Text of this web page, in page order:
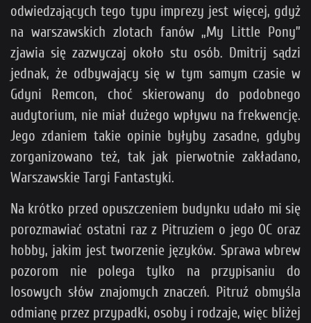
odwiedzających tego typu imprezy jest więcej, gdyż
na warszawskich zlotach fanów „My Little Pony”
zjawia się zazwyczaj około stu osób. Dmitrij sądzi
jednak, że odbywający się w tym samym czasie w
Gdyni Remcon, choć skierowany do podobnego
audytorium, nie miał dużego wpływu na frekwencję.
Jego zdaniem takie opinie byłyby zasadne, gdyby
zorganizowano też, tak jak pierwotnie zakładano,
Warszawskie Targi Fantastyki.
Na krótko przed opuszczeniem budynku udało mi się
porozmawiać ostatni raz z Pitruziem o jego OC oraz
hobby, jakim jest tworzenie języków. Sprawa wbrew
pozorom nie polega tylko na przypisaniu do
losowych słów znajomych znaczeń. Pitruź obmyśla
odmianę przez przypadki, osoby i rodzaje, więc bliżej